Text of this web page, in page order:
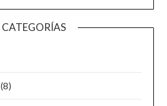
CATEGORÍAS
(8)